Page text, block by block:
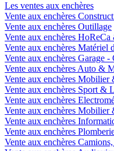
Les ventes aux enchères
Vente aux enchères
Vente aux enchères Outillage
Vente aux enchères HoReCa
Vente aux enchères
Vente aux enchères Garage -
Vente aux enchères Auto &
Vente aux enchères Mobilier
Vente aux enchères Sport &
Vente aux enchères
Vente aux enchères Mobilier
Vente aux enchères
Vente aux enchères
Vente aux enchères